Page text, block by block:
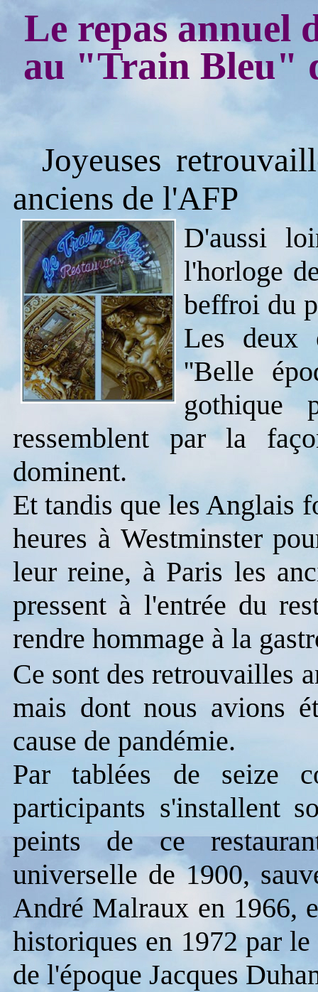
Le repas annuel
au "Train Bleu"
Joyeuses
anciens de l'AFP
D'aussi
l'horloge
beffroi du
Les deux
''Belle
gothique
ressemblent par la
dominent.
Et tandis que les Anglais
heures à Westminster
leur reine, à Paris les
pressent à l'entrée du
rendre hommage à la
Ce sont des retrouvailles
mais dont nous avions
cause de pandémie.
Par tablées de seize
participants s'installent
peints de ce
universelle de 1900,
André Malraux en 1966,
historiques en 1972 par
de l'époque Jacques